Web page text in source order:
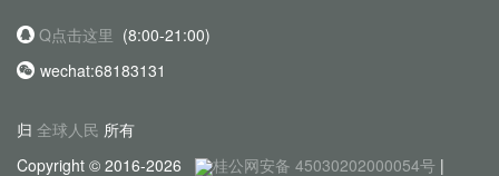
Q点击这里 (8:00-21:00)
wechat:68183131
归 全球人民 所有
Copyright © 2016-2026
桂公网安备 45030202000054号 |